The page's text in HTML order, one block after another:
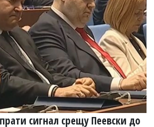
сигнал срещу Пеевски до